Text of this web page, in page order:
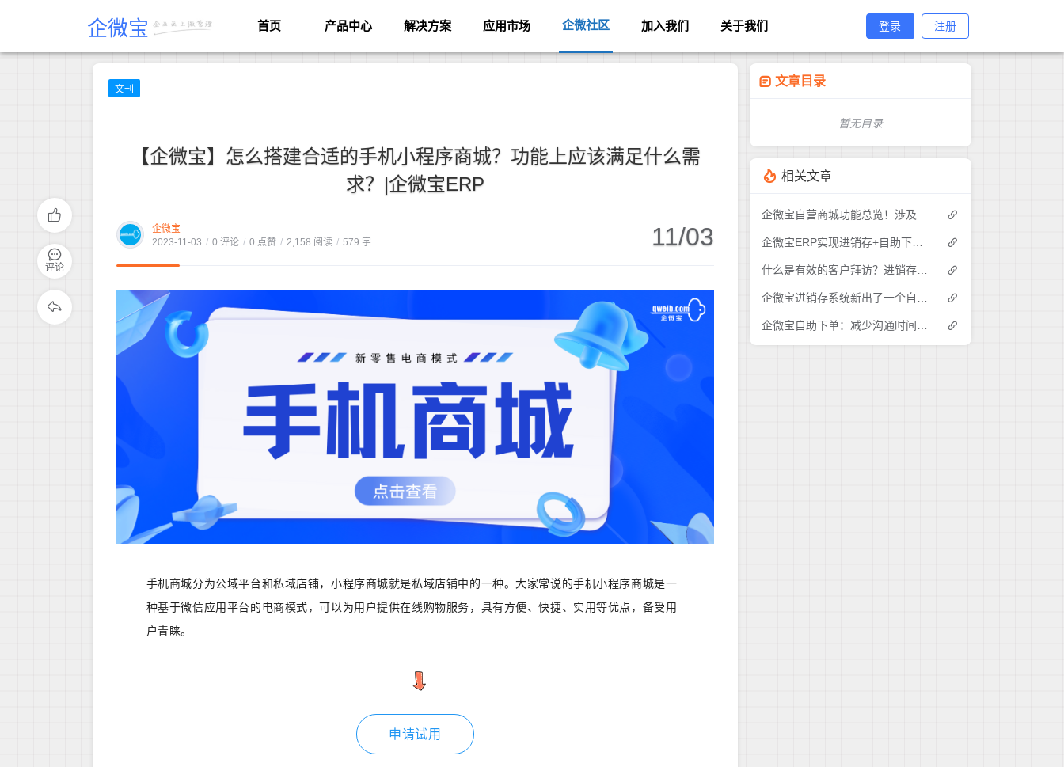
企微宝 首页 产品中心 解决方案 应用市场 企微社区 加入我们 关于我们 登录 注册
文刊
【企微宝】怎么搭建合适的手机小程序商城？功能上应该满足什么需
求？|企微宝ERP
企微宝
2023-11-03 / 0 评论 / 0 点赞 / 2,158 阅读 / 579 字 11/03
手机商城分为公域平台和私域店铺，小程序商城就是私域店铺中的一种。大家常说的手机小程序商城是一
种基于微信应用平台的电商模式，可以为用户提供在线购物服务，具有方便、快捷、实用等优点，备受用
户青睐。
申请试用
评论
文章目录
暂无目录
相关文章